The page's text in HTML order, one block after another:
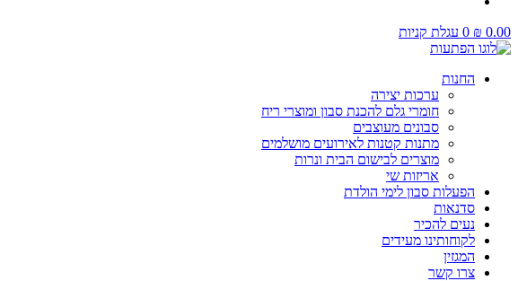
₪ 0.00
0 עגלת קניות
החנות
ערכות יצירה
חומרי גלם להכנת סבון ומוצרי ריח
סבונים מעוצבים
מתנות קטנות לאירועים מושלמים
מוצרים לבישום הבית ונרות
אריזות שי
הפעלות סבון לימי הולדת
סדנאות
נעים להכיר
לקוחותינו מעידים
המגזין
צרו קשר